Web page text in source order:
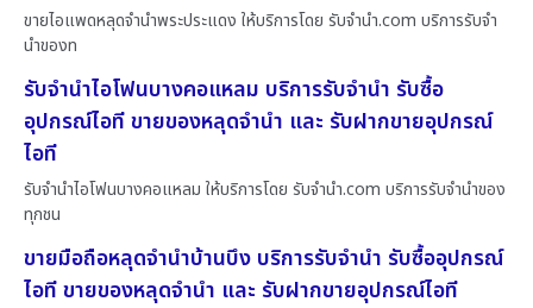
ขายไอแพดหลุดจำนำพระประแดง ให้บริการโดย รับจํานํา.com บริการรับจำ
นำของท
รับจำนำไอโฟนบางคอแหลม บริการรับจำนำ รับซื้อ
อุปกรณ์ไอที ขายของหลุดจำนำ และ รับฝากขายอุปกรณ์
ไอที
รับจำนำไอโฟนบางคอแหลม ให้บริการโดย รับจํานํา.com บริการรับจำนำของ
ทุกชน
ขายมือถือหลุดจำนำบ้านบึง บริการรับจำนำ รับซื้ออุปกรณ์
ไอที ขายของหลุดจำนำ และ รับฝากขายอุปกรณ์ไอที